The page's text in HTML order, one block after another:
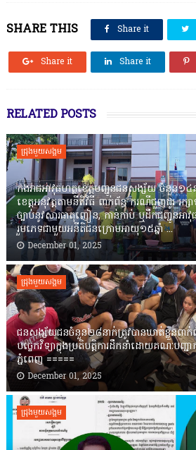
SHARE THIS Share it
Share it Share it
RELATED POSTS
ជ្រុងមួយសង្គម
កងរាជឣាវុធហត្ថខេត្តបញ្ជូនជនសង្ស័យ ចំនួន១
ខេត្តឣនុវត្តតាមនីតិវិធី ពាក់ព័ន្ធ ករណីជួញដូរ រ
ច្បាប់នូវសារធាតុញៀន, កាន់កាប់ ឬដឹកជញ្ជូនអាវុ
រួមភេទជាមួយអនីតិជនក្រោមអាយុ១៥ឆ្នាំ ...
December 01, 2025
ជ្រុងមួយសង្គម
ជនសង្ស័យជនចំនួន២៨នាក់ត្រូវបានឃាត់ខ្លួនពាក់ព័
បច្ចេកវិទ្យាក្នុងប្រតិបត្តិការដឹកនាំដោយគណៈបញ្ជា
ភ្នំពេញ ‎=====
December 01, 2025
ជ្រុងមួយសង្គម